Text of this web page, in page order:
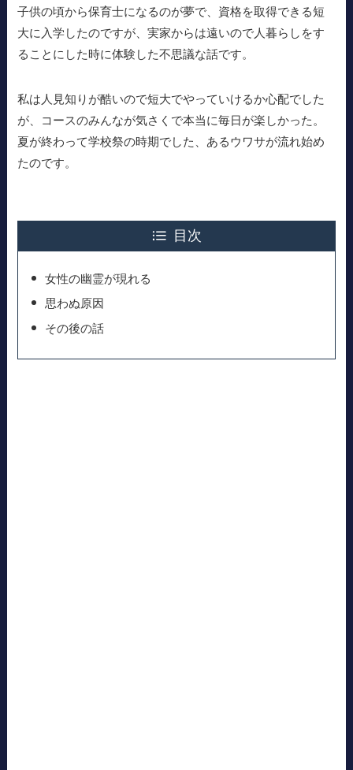
子供の頃から保育士になるのが夢で、資格を取得できる短
大に入学したのですが、実家からは遠いので人暮らしをす
ることにした時に体験した不思議な話です。
私は人見知りが酷いので短大でやっていけるか心配でした
が、コースのみんなが気さくで本当に毎日が楽しかった。
夏が終わって学校祭の時期でした、あるウワサが流れ始め
たのです。
目次
女性の幽霊が現れる
思わぬ原因
その後の話